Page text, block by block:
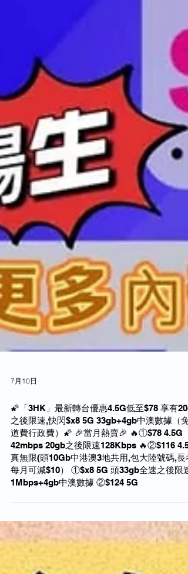
7月10日
🌠「3HK」最新轉台優惠4.5G低至$78 享有
之後限速,快閃$x8 5G 33gb+4gb中澳數據（免
道費行政費）🌠 🎉當月熱賣🎉 🔥①$78 4.5G
真無限(頭10Gb中港澳3地共用,包大陸號碼,長
1Mbps+4gb中澳數據 ②$124 5G